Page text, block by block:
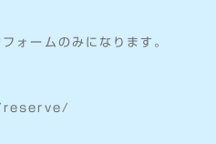
ォームのみになります。